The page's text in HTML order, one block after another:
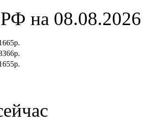
на 08.08.2026